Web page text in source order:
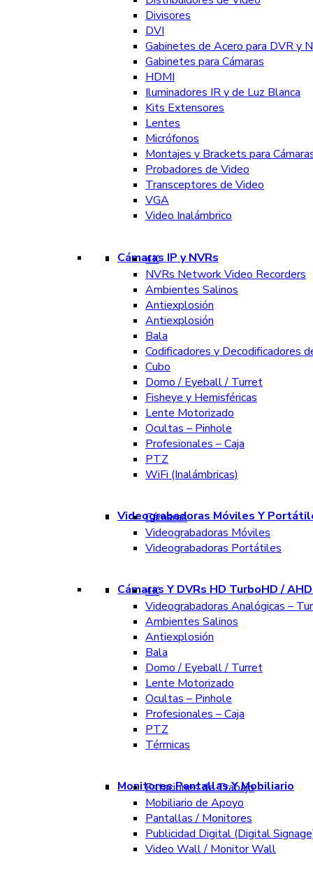
Divisores
DVI
Gabinetes de Acero para DVR y
Gabinetes para Cámaras
HDMI
Iluminadores IR y de Luz Blanca
Kits Extensores
Lentes
Micrófonos
Montajes y Brackets para
Probadores de Video
Transceptores de Video
VGA
Video Inalámbrico
Cámaras IP y NVRs
4K
NVRs Network Video Recorders
Ambientes Salinos
Antiexplosión
Antiexplosión
Bala
Codificadores y Decodificadores
Cubo
Domo / Eyeball / Turret
Fisheye y Hemisféricas
Lente Motorizado
Ocultas – Pinhole
Profesionales – Caja
PTZ
WiFi (Inalámbricas)
Videograbadoras Móviles Y
Cámaras
Videograbadoras Móviles
Videograbadoras Portátiles
Cámaras Y DVRs HD TurboHD /
4K
Videograbadoras Analógicas –
Ambientes Salinos
Antiexplosión
Bala
Domo / Eyeball / Turret
Lente Motorizado
Ocultas – Pinhole
Profesionales – Caja
PTZ
Térmicas
Monitores Pantallas Y Mobiliario
Estaciones de Trabajo
Mobiliario de Apoyo
Pantallas / Monitores
Publicidad Digital (Digital
Video Wall / Monitor Wall